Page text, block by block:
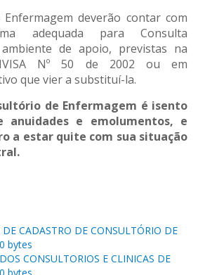
deverão contar com
adequada para Consulta
de apoio, previstas na
Nº 50 de 2002 ou em
que vier a substituí-la.
de Enfermagem é isento
anuidades e emolumentos, e
a estar quite com sua situação
CADASTRO DE CONSULTÓRIO DE
bytes
CONSULTORIOS E CLINICAS DE